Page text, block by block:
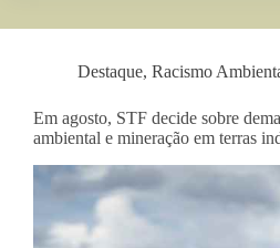
Destaque, Racismo
Em agosto, STF decide sobre
ambiental e mineração em terras